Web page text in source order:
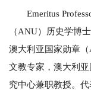
Emeritus
（ANU）历史学博
澳大利亚国家勋章
文教专家，澳大利
究中心兼职教授。代